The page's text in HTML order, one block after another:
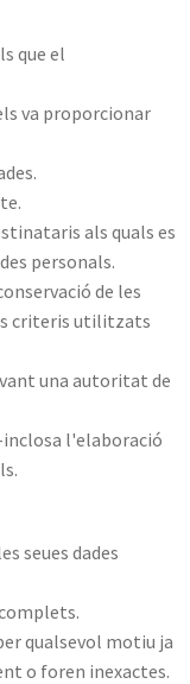
que el
va proporcionar
als quals es
personals.
de les
criteris utilitzats
una autoritat de
l'elaboració
seues dades
qualsevol motiu ja
o foren inexactes.